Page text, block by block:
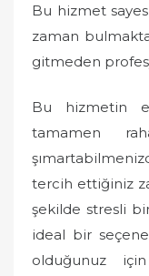
Bu hizmet
zaman
gitmeden
Bu hizmetin
tamamen
tercih ettiğiniz
şekilde stresli
ideal bir
olduğunuz